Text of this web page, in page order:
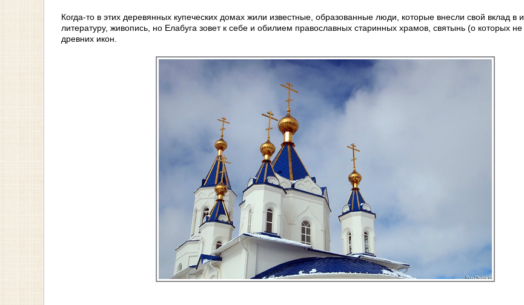
Когда-то в этих деревянных купеческих домах жили известные, образованные люди, которые внесли свой вклад в
литературу, живопись, но Елабуга зовет к себе и обилием православных старинных храмов, святынь (о которых
древних икон.